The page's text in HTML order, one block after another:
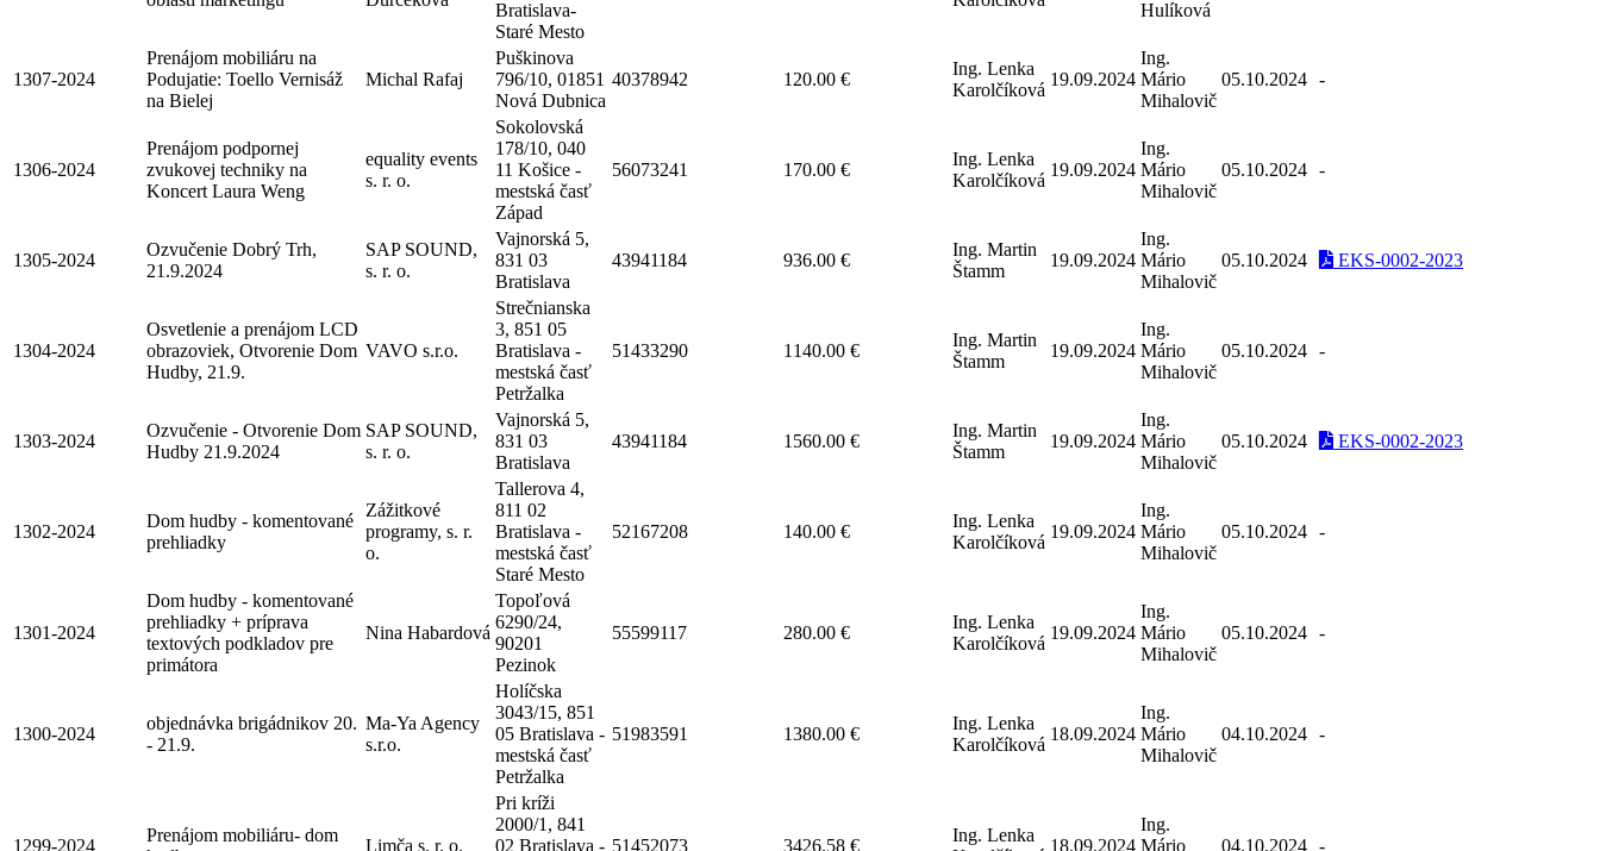
Bratislava-
Staré Mesto
Hulíková
1307-2024
Prenájom mobiliáru na
Podujatie: Toello Vernisáž
na Bielej
Michal Rafaj
Puškinova
796/10, 01851
Nová Dubnica
40378942 120.00 €
Ing. Lenka
Karolčíková
19.09.2024
Ing.
Mário
Mihalovič
05.10.2024 -
1306-2024
Prenájom podpornej
zvukovej techniky na
Koncert Laura Weng
equality events
s. r. o.
Sokolovská
178/10, 040
11 Košice -
mestská časť
Západ
56073241 170.00 €
Ing. Lenka
Karolčíková
19.09.2024
Ing.
Mário
Mihalovič
05.10.2024 -
1305-2024
Ozvučenie Dobrý Trh,
21.9.2024
SAP SOUND,
s. r. o.
Vajnorská 5,
831 03
Bratislava
43941184 936.00 €
Ing. Martin
Štamm
19.09.2024
Ing.
Mário
Mihalovič
05.10.2024 EKS-0002-2023
1304-2024
Osvetlenie a prenájom LCD
obrazoviek, Otvorenie Dom
Hudby, 21.9.
VAVO s.r.o.
Strečnianska
3, 851 05
Bratislava -
mestská časť
Petržalka
51433290 1140.00 €
Ing. Martin
Štamm
19.09.2024
Ing.
Mário
Mihalovič
05.10.2024 -
1303-2024
Ozvučenie - Otvorenie Dom
Hudby 21.9.2024
SAP SOUND,
s. r. o.
Vajnorská 5,
831 03
Bratislava
43941184 1560.00 €
Ing. Martin
Štamm
19.09.2024
Ing.
Mário
Mihalovič
05.10.2024 EKS-0002-2023
1302-2024
Dom hudby - komentované
prehliadky
Zážitkové
programy, s. r.
o.
Tallerova 4,
811 02
Bratislava -
mestská časť
Staré Mesto
52167208 140.00 €
Ing. Lenka
Karolčíková
19.09.2024
Ing.
Mário
Mihalovič
05.10.2024 -
1301-2024
Dom hudby - komentované
prehliadky + príprava
textových podkladov pre
primátora
Nina Habardová
Topoľová
6290/24,
90201
Pezinok
55599117 280.00 €
Ing. Lenka
Karolčíková
19.09.2024
Ing.
Mário
Mihalovič
05.10.2024 -
1300-2024
objednávka brigádnikov 20.
- 21.9.
Ma-Ya Agency
s.r.o.
Holíčska
3043/15, 851
05 Bratislava -
mestská časť
Petržalka
51983591 1380.00 €
Ing. Lenka
Karolčíková
18.09.2024
Ing.
Mário
Mihalovič
04.10.2024 -
1299-2024
Prenájom mobiliáru- dom
Limča s. r. o.
Pri kríži
2000/1, 841
02 Bratislava - 51452073 3426.58 €
Ing. Lenka
18.09.2024
Ing.
Mário
04.10.2024 -